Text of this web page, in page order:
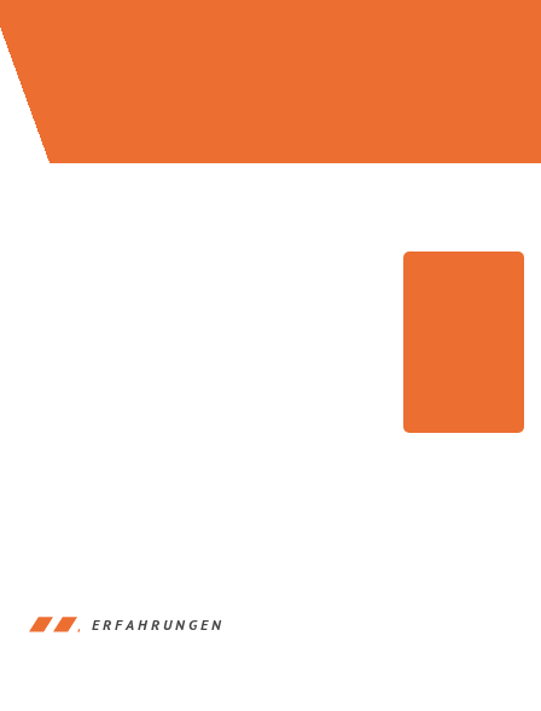
ERFAHRUNGEN